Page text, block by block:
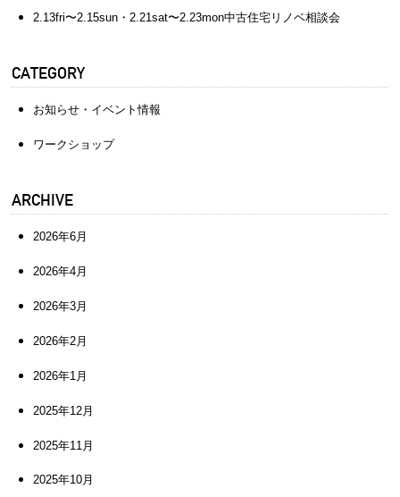
2.13fri〜2.15sun・2.21sat〜2.23mon中古住宅リノベ相談会
CATEGORY
お知らせ・イベント情報
ワークショップ
ARCHIVE
2026年6月
2026年4月
2026年3月
2026年2月
2026年1月
2025年12月
2025年11月
2025年10月